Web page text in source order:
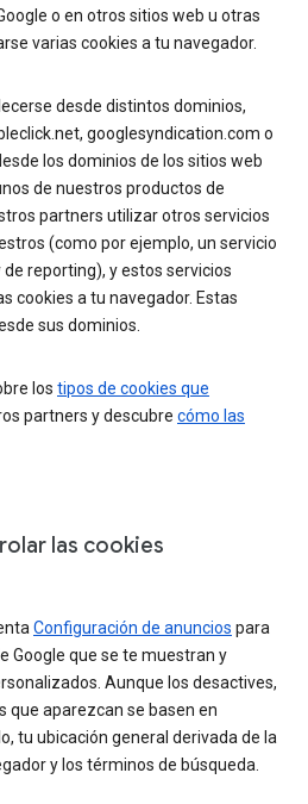
o en otros sitios web u otras
varias cookies a tu navegador.
desde distintos dominios,
googlesyndication.com o
los dominios de los sitios web
de nuestros productos de
partners utilizar otros servicios
(como por ejemplo, un servicio
reporting), y estos servicios
cookies a tu navegador. Estas
sus dominios.
los tipos de cookies que
partners y descubre cómo las
las cookies
Configuración de anuncios para
Google que se te muestran y
Aunque los desactives,
que aparezcan se basen en
tu ubicación general derivada de la
y los términos de búsqueda.